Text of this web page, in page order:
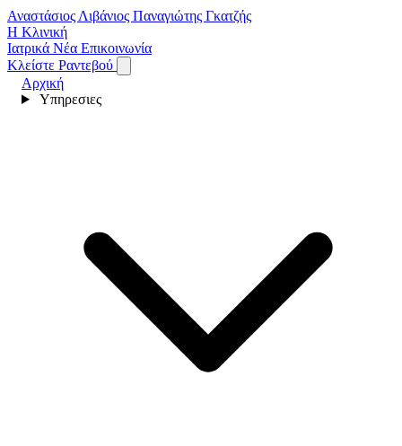
Αναστάσιος Λιβάνιος Παναγιώτης Γκατζής
Η Κλινική
Ιατρικά Νέα Επικοινωνία
Κλείστε Ραντεβού
Αρχική
Υπηρεσιες